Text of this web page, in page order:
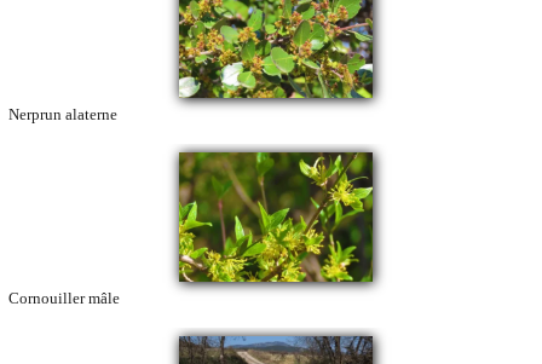
Nerprun alaterne
Cornouiller mâle